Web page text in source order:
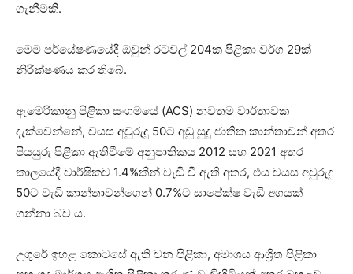
ගැනීමකි.
මෙම පර්යේෂණයේදී ඔවුන් රටවල් 204ක පිළිකා වර්ග 29ක්
නිරීක්ෂණය කර තිබේ.
ඇමෙරිකානු පිළිකා සංගමයේ (ACS) නවතම වාර්තාවක
දැක්වෙන්නේ, වයස අවුරුදු 50ට අඩු සුදු ජාතික කාන්තාවන් අතර
පියයුරු පිළිකා ඇතිවීමේ අනුපාතිකය 2012 සහ 2021 අතර
කාලයේදී වාර්ෂිකව 1.4%කින් වැඩි වී ඇති අතර, එය වයස අවුරුදු
50ට වැඩි කාන්තාවන්ගෙන් 0.7%ට සාපේක්ෂ වැඩි අගයක්
ගන්නා බව ය.
උගුරේ ඉහළ කොටසේ ඇති වන පිළිකා, අමාශය ආශ්‍රිත පිළිකා